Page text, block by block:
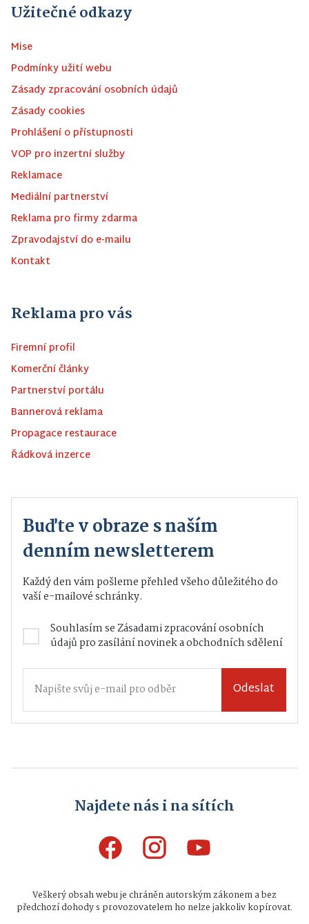
Užitečné odkazy
Mise
Podmínky užití webu
Zásady zpracování osobních údajů
Zásady cookies
Prohlášení o přístupnosti
VOP pro inzertní služby
Reklamace
Mediální partnerství
Reklama pro firmy zdarma
Zpravodajství do e-mailu
Kontakt
Reklama pro vás
Firemní profil
Komerční články
Partnerství portálu
Bannerová reklama
Propagace restaurace
Řádková inzerce
Buďte v obraze s naším
denním newsletterem
Každý den vám pošleme přehled všeho důležitého do
vaší e-mailové schránky.
Souhlasím seZásadami zpracování osobních
údajůpro zasílání novinek a obchodních sdělení
Odeslat
Najdete nás i na sítích
Veškerý obsah webu je chráněn autorským zákonem a bez
předchozí dohody s provozovatelem ho nelze jakkoliv kopírovat.